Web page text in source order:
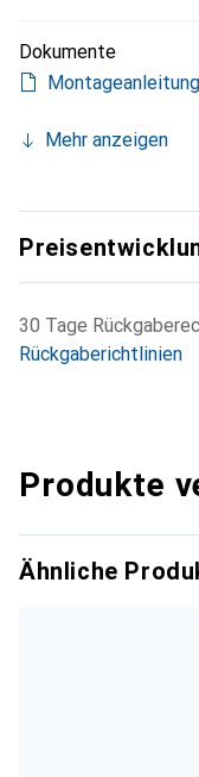
Dokumente
Mehr anzeigen
30 Tage
Rückgaberichtlinien
Produkte
Ähnliche